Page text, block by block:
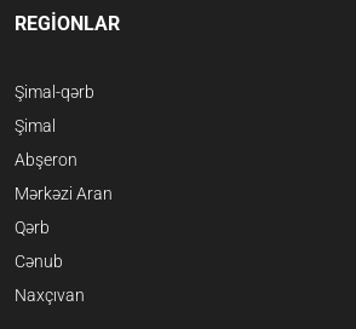
REGİONLAR
Şimal-qərb
Şimal
Abşeron
Mərkəzi Aran
Qərb
Cənub
Naxçıvan